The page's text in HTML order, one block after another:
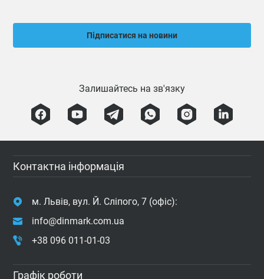
Підписатися на новини
Залишайтесь на зв'язку
Контактна інформація
м. Львів, вул. Й. Сліпого, 7 (офіс):
info@dinmark.com.ua
+38 096 011-01-03
Графік роботи